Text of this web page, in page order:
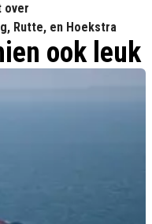
over
Rutte, en Hoekstra
ook leuk